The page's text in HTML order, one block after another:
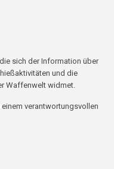
sich der Information über
und die
Waffenwelt widmet.
verantwortungsvollen